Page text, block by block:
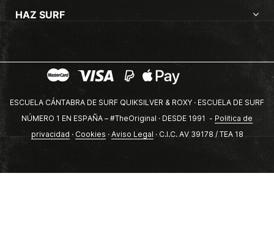
HAZ SURF
ESCUELA CÁNTABRA DE SURF QUIKSILVER & ROXY · ESCUELA DE SURF
NÚMERO 1 EN ESPAÑA – #TheOriginal · DESDE 1991 - Politica de
privacidad · Cookies · Aviso Legal · C.I.C. AV 39178 / TEA 18